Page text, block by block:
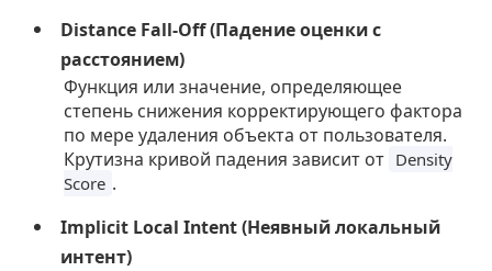
Distance Fall-Off (Падение оценки с
расстоянием)
Функция или значение, определяющее
степень снижения корректирующего фактора
по мере удаления объекта от пользователя.
Крутизна кривой падения зависит от Density
Score .
Implicit Local Intent (Неявный локальный
интент)